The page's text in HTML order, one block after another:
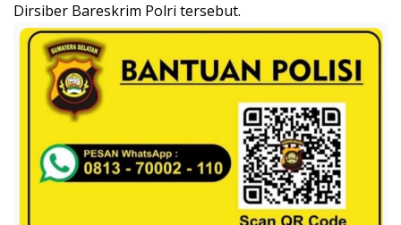
Dirsiber Bareskrim Polri tersebut.